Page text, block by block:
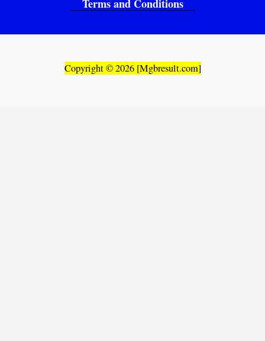
Terms and Conditions
Copyright © 2026 [Mgbresult.com]